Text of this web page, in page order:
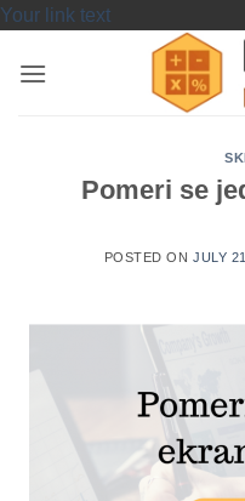
Your link textSkip
content
Pomeri se
POSTED ONJULY